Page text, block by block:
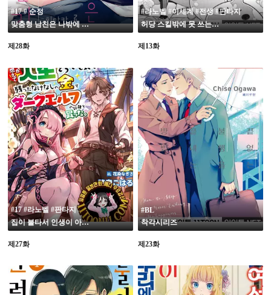
#17 # 순정
맞춤형 남친은 나밖에 몰라
제28화
#라노벨 #이세계 #전생 #판타지
허당 스킬밖에 못 쓰는 악역 마녀지만, 테이밍한 파티피플 슬라임들과 강하게 살아가겠습니다!
제13화
19
#17 #라노벨 #판타지
집이 불타서 인생이 아무래도 좋아졌기 때문에, 얼마 안 되는 남은 돈으로 다크엘프의 노예를 샀다
제27화
19
#BL
착각시리즈
제23화